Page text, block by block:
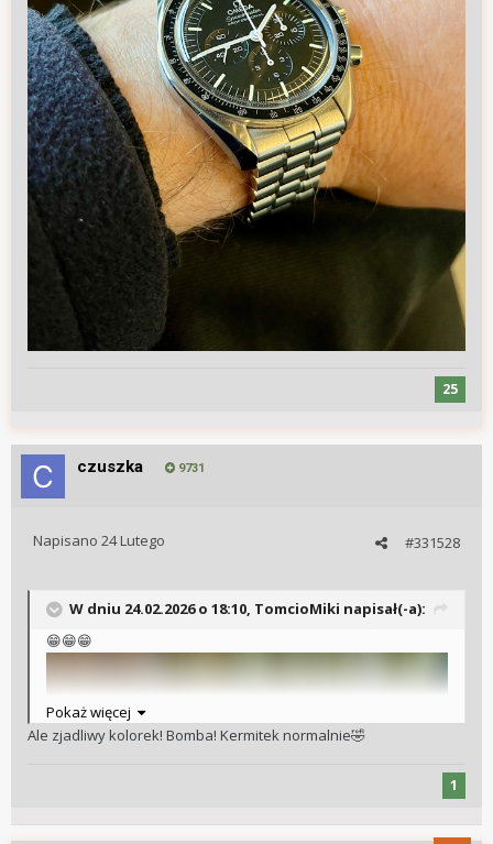
25
czuszka 9731
#331528
Napisano 24 Lutego
W dniu 24.02.2026 o 18:10, TomcioMiki napisał(-a):
😁😁😁
Pokaż więcej
Ale zjadliwy kolorek! Bomba! Kermitek normalnie🤣
1